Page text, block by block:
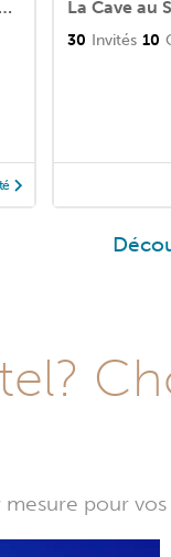
Le Manoir: chambre d’hote de charme avec jacuzzi privatif La Cave au
30 Invités 10
pour